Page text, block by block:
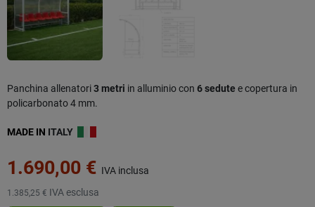
Panchina allenatori3 metri in alluminio con 6 sedute e copertura in
policarbonato 4 mm.
MADE IN ITALY
1.690,00 € IVA inclusa
1.385,25 € IVA esclusa